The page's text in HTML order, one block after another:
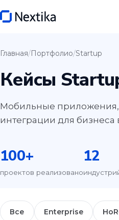
Главная/Портфолио/Startup
Кейсы
Мобильные приложения,
интеграции для бизнеса
100+
проектов реализовано
12
Все Enterprise